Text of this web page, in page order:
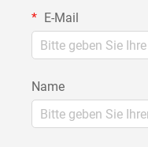
E-Mail
Name